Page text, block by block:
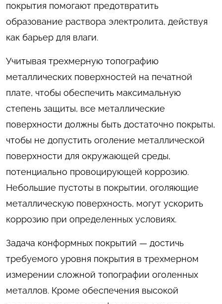
покрытия помогают предотвратить
образование раствора электролита, действуя
как барьер для влаги.
Учитывая трехмерную топографию
металлических поверхностей на печатной
плате, чтобы обеспечить максимальную
степень защиты, все металлические
поверхности должны быть достаточно покрыты,
чтобы не допустить оголение металлической
поверхности для окружающей среды,
потенциально провоцирующей коррозию.
Небольшие пустоты в покрытии, оголяющие
металлическую поверхность, могут ускорить
коррозию при определенных условиях.
Задача конформных покрытий — достичь
требуемого уровня покрытия в трехмерном
измерении сложной топографии оголенных
металлов. Кроме обеспечения высокой